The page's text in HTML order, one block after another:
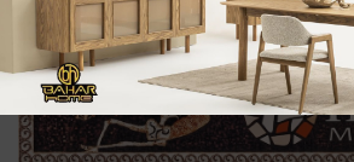
Ana Sayfa ASAYİŞ